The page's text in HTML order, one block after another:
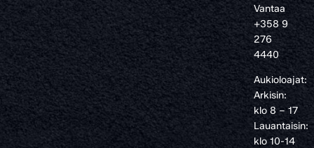
Vantaa
+358 9
276
4440
Aukioloajat:
Arkisin:
klo 8 – 17
Lauantaisin:
klo 10-14